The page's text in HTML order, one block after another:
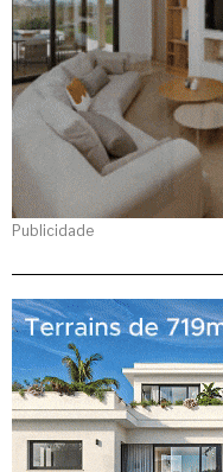
Publicidade